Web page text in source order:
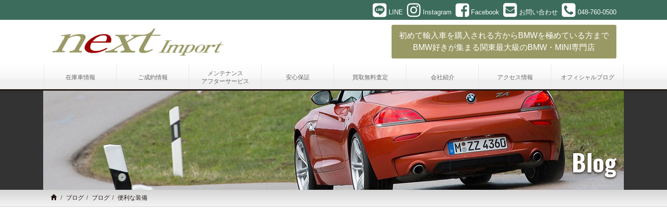
LINE Instagram Facebook お問い合わせ 048-760-0500
初めて輸入車を購入される方からBMWを極めている方まで
BMW好きが集まる関東最大級のBMW・MINI専門店
在庫車情報 ご成約情報
メンテナンス
アフターサービス
安心保証 買取無料査定 会社紹介 アクセス情報 オフィシャルブログ
Blog
ブログ ブログ 便利な装備